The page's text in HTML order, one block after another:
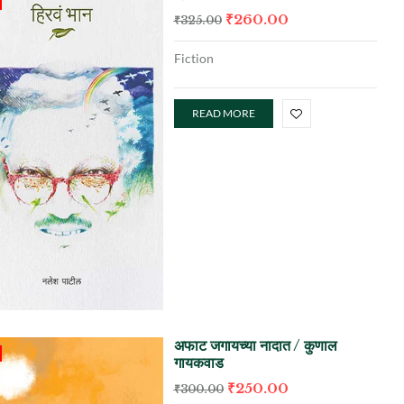
₹325.00 ₹260.00
Fiction
READ MORE
अफाट जगायच्या नादात / कुणाल
गायकवाड
₹300.00 ₹250.00